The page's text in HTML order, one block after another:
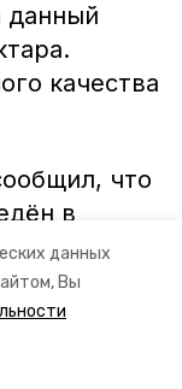
данных
Вы
данный
качества
что
в
из-за